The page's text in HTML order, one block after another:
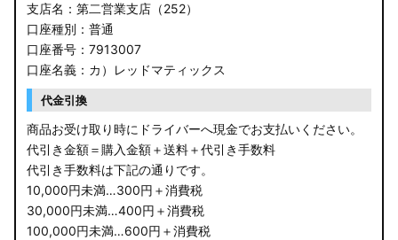
支店名：第二営業支店（252）
口座種別：普通
口座番号：7913007
口座名義：カ）レッドマティックス
代金引換
商品お受け取り時にドライバーへ現金でお支払いください。
代引き金額＝購入金額＋送料＋代引き手数料
代引き手数料は下記の通りです。
10,000円未満…300円＋消費税
30,000円未満…400円＋消費税
100,000円未満…600円＋消費税